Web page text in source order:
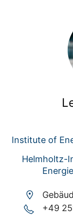
Institute of
Helmholtz-
+49